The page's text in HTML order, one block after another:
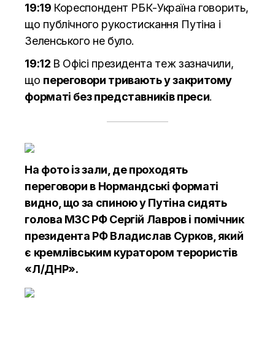
19:19 Кореспондент РБК-Україна говорить,
що публічного рукостискання Путіна і
Зеленського не було.
19:12 В Офісі президента теж зазначили,
що переговори тривають у закритому
форматі без представників преси.
На фото із зали, де проходять
переговори в Нормандські форматі
видно, що за спиною у Путіна сидять
голова МЗС РФ Сергій Лавров і помічник
президента РФ Владислав Сурков, який
є кремлівським куратором терористів
«Л/ДНР».